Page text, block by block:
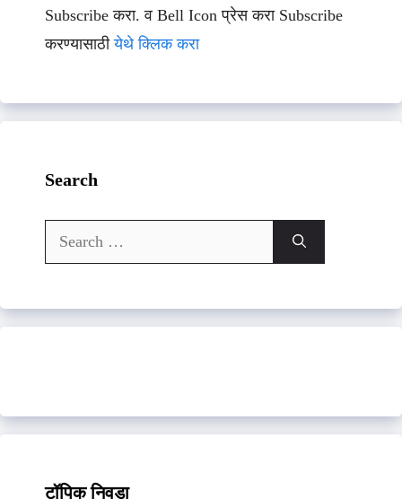
Subscribe करा. व Bell Icon प्रेस करा Subscribe
करण्यासाठीयेथे क्लिक करा
Search
Search
for:
टॉपिक निवडा